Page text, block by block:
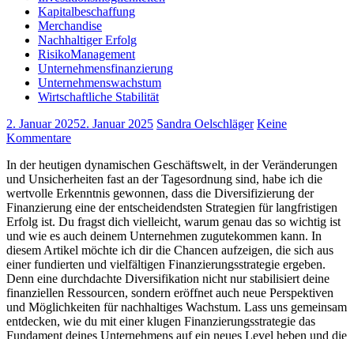
Kapitalbeschaffung
Merchandise
Nachhaltiger Erfolg
RisikoManagement
Unternehmensfinanzierung
Unternehmenswachstum
Wirtschaftliche Stabilität
2. Januar 20252. Januar 2025 Sandra Oelschläger Keine
Kommentare
In der heutigen dynamischen Geschäftswelt, in ⁣der Veränderungen
und Unsicherheiten⁤ fast an der ⁤Tagesordnung sind, habe ich die‍
wertvolle Erkenntnis gewonnen, dass die Diversifizierung der‌
Finanzierung eine​ der⁣ entscheidendsten Strategien für langfristigen
Erfolg ist. Du fragst dich‍ vielleicht,​ warum⁢ genau ​das so ‍wichtig⁤ ist
und ‌wie ‍es ​auch deinem Unternehmen ⁣zugutekommen kann. In‍
diesem ⁤Artikel möchte ich ⁢dir die⁢ Chancen⁤ aufzeigen,⁢ die sich aus
einer fundierten und ⁣vielfältigen ​Finanzierungsstrategie ergeben.
Denn eine durchdachte Diversifikation nicht nur stabilisiert‌ deine
finanziellen Ressourcen, sondern eröffnet auch neue Perspektiven
⁢und ​Möglichkeiten für nachhaltiges Wachstum.‍ Lass uns gemeinsam‌
entdecken, wie du mit einer klugen Finanzierungsstrategie das
Fundament‌ deines Unternehmens auf ein neues ​Level heben und die